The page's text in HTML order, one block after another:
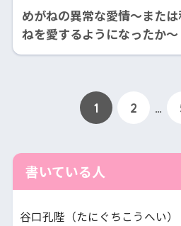
めがねの異常な愛情～また
ねを愛するようになったか～
1 2 …
書いている人
谷口孔陛（たにぐちこうへい）